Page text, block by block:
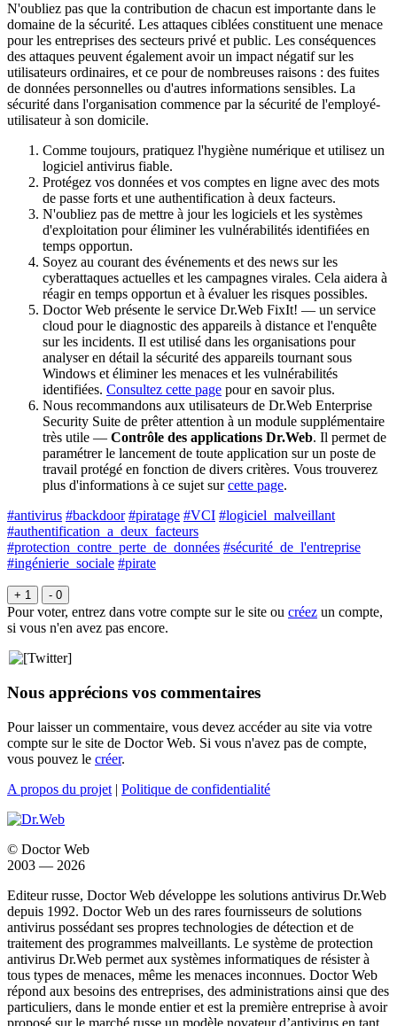
N'oubliez pas que la contribution de chacun est importante dans le
domaine de la sécurité. Les attaques ciblées constituent une menace
pour les entreprises des secteurs privé et public. Les conséquences
des attaques peuvent également avoir un impact négatif sur les
utilisateurs ordinaires, et ce pour de nombreuses raisons : des fuites
de données personnelles ou d'autres informations sensibles. La
sécurité dans l'organisation commence par la sécurité de l'employé-
utilisateur à son domicile.
Comme toujours, pratiquez l'hygiène numérique et utilisez un
logiciel antivirus fiable.
Protégez vos données et vos comptes en ligne avec des mots
de passe forts et une authentification à deux facteurs.
N'oubliez pas de mettre à jour les logiciels et les systèmes
d'exploitation pour éliminer les vulnérabilités identifiées en
temps opportun.
Soyez au courant des événements et des news sur les
cyberattaques actuelles et les campagnes virales. Cela aidera à
réagir en temps opportun et à évaluer les risques possibles.
Doctor Web présente le service Dr.Web FixIt! — un service
cloud pour le diagnostic des appareils à distance et l'enquête
sur les incidents. Il est utilisé dans les organisations pour
analyser en détail la sécurité des appareils tournant sous
Windows et éliminer les menaces et les vulnérabilités
identifiées. Consultez cette page pour en savoir plus.
Nous recommandons aux utilisateurs de Dr.Web Enterprise
Security Suite de prêter attention à un module supplémentaire
très utile — Contrôle des applications Dr.Web. Il permet de
paramétrer le lancement de toute application sur un poste de
travail protégé en fonction de divers critères. Vous trouverez
plus d'informations à ce sujet surcette page.
#antivirus #backdoor #piratage #VCI #logiciel_malveillant
#authentification_a_deux_facteurs
#protection_contre_perte_de_données #sécurité_de_l'entreprise
#ingénierie_sociale #pirate
+ 1 - 0
Pour voter, entrez dans votre compte sur le site ou créez un compte,
si vous n'en avez pas encore.
Nous apprécions vos commentaires
Pour laisser un commentaire, vous devez accéder au site via votre
compte sur le site de Doctor Web. Si vous n'avez pas de compte,
vous pouvez le créer.
A propos du projet | Politique de confidentialité
© Doctor Web
2003 — 2026
Editeur russe, Doctor Web développe les solutions antivirus Dr.Web
depuis 1992. Doctor Web un des rares fournisseurs de solutions
antivirus possédant ses propres technologies de détection et de
traitement des programmes malveillants. Le système de protection
antivirus Dr.Web permet aux systèmes informatiques de résister à
tous types de menaces, même les menaces inconnues. Doctor Web
répond aux besoins des entreprises, des administrations ainsi que des
particuliers, dans le monde entier et est la première entreprise à avoir
proposé sur le marché russe un modèle novateur d’antivirus en tant